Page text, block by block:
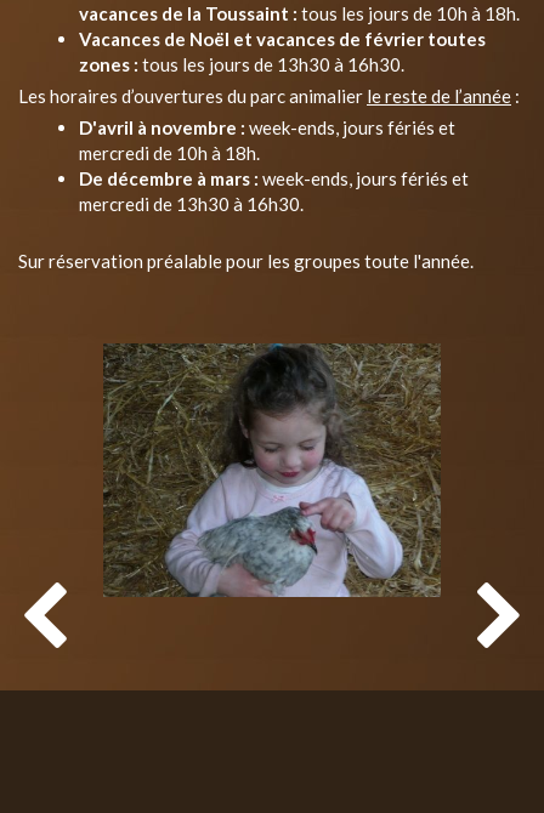
vacances de la Toussaint : tous les jours de 10h à 18h.
Vacances de Noël et vacances de février toutes
zones : tous les jours de 13h30 à 16h30.
Les horaires d’ouvertures du parc animalier le reste de l’année :
D'avril à novembre : week-ends, jours fériés et
mercredi de 10h à 18h.
De décembre à mars : week-ends, jours fériés et
mercredi de 13h30 à 16h30.
Sur réservation préalable pour les groupes toute l'année.